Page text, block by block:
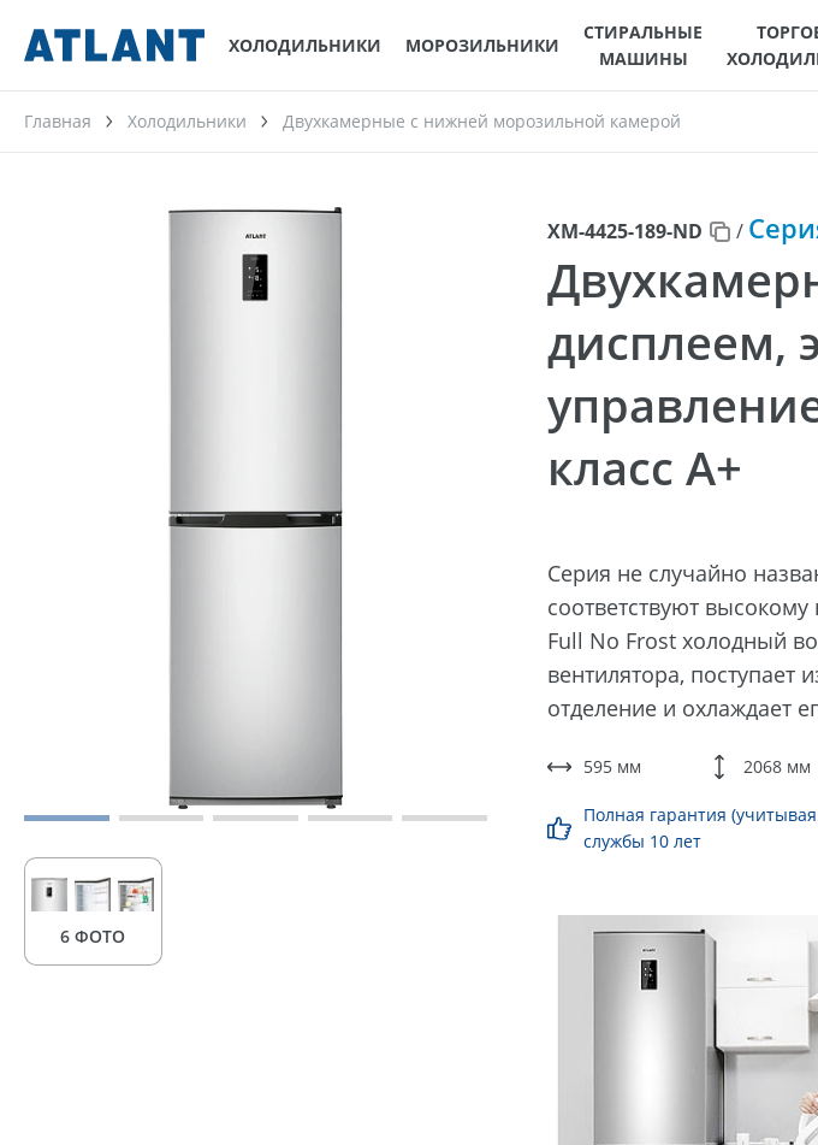
ХОЛОДИЛЬНИКИ МОРОЗИЛЬНИКИ
СТИРАЛЬНЫЕ
МАШИНЫ
Главная Холодильники Двухкамерные с нижней морозильной камерой
ХМ-4425-189-ND /
дисплеем,
класс A+
6 ФОТО
Серия не случайно
соответствуют высокому
Full No Frost холодный
вентилятора, поступает
отделение и охлаждает
595 мм 2068 мм
Полная гарантия
службы 10 лет